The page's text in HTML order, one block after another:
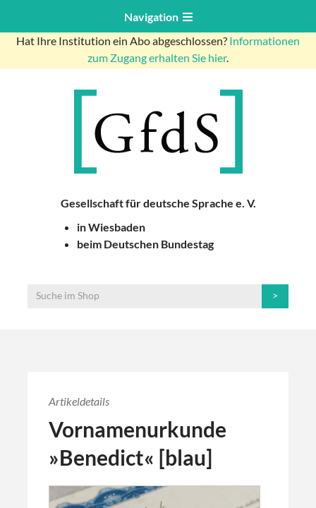
Navigation
Hat Ihre Institution ein Abo abgeschlossen? Informationen
zum Zugang erhalten Sie hier.
Gesellschaft für deutsche Sprache e. V.
in Wiesbaden
beim Deutschen Bundestag
Artikeldetails
Vornamenurkunde
»Benedict« [blau]